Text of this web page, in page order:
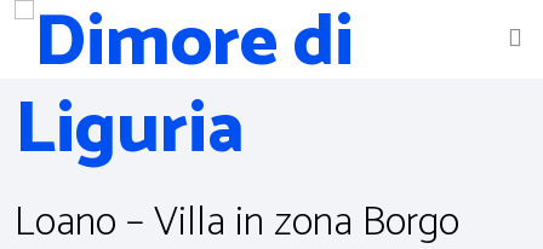
Loano – Villa in zona Borgo